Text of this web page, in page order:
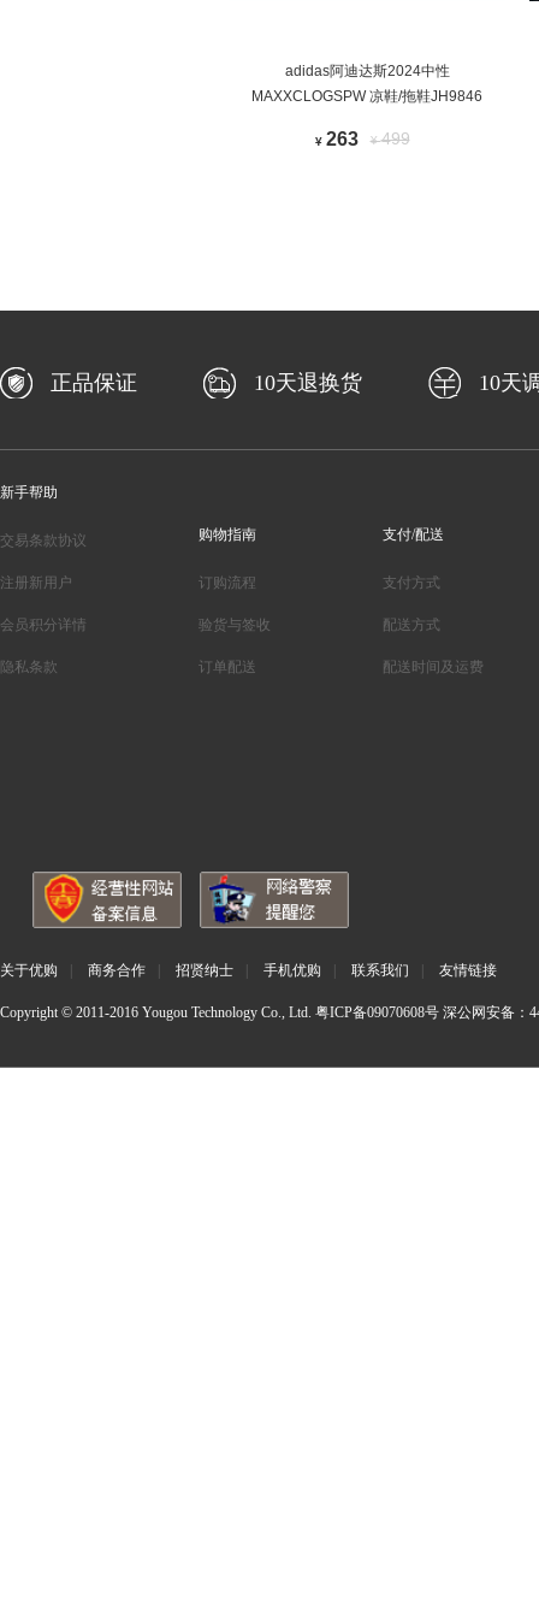
adidas阿迪达斯2024中性
MAXXCLOGSPW 凉鞋/拖鞋JH9846
¥ 263 ¥499
正品保证 10天退换货 10天
新手帮助
交易条款协议
注册新用户
会员积分详情
隐私条款
购物指南
订购流程
验货与签收
订单配送
支付/配送
支付方式
配送方式
配送时间及运费
关于优购 商务合作 招贤纳士 手机优购 联系我们 友情链接
Copyright © 2011-2016 Yougou Technology Co., Ltd. 粤ICP备09070608号 深公网安备：